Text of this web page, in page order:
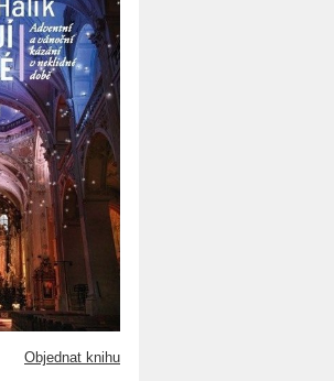
Objednat knihu